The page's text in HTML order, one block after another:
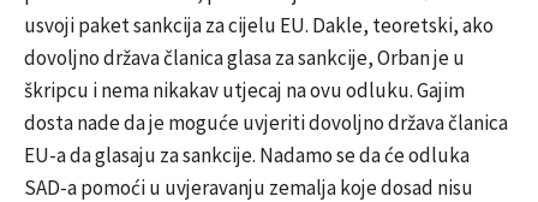
usvoji paket sankcija za cijelu EU. Dakle, teoretski, ako
dovoljno država članica glasa za sankcije, Orban je u
škripcu i nema nikakav utjecaj na ovu odluku. Gajim
dosta nade da je moguće uvjeriti dovoljno država članica
EU-a da glasaju za sankcije. Nadamo se da će odluka
SAD-a pomoći u uvjeravanju zemalja koje dosad nisu